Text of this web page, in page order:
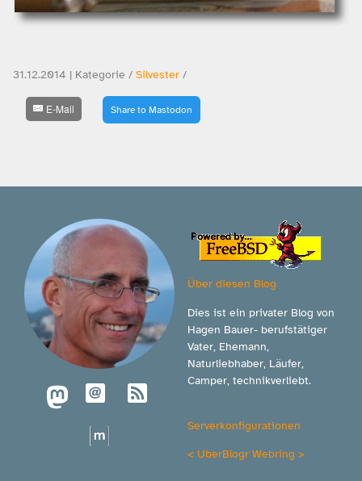
31.12.2014 | Kategorie / Silvester /
E-Mail Share to Mastodon
Über diesen Blog
Dies ist ein privater Blog von
Hagen Bauer- berufstätiger
Vater, Ehemann,
Naturliebhaber, Läufer,
Camper, technikverliebt.
Serverkonfigurationen
< UberBlogr Webring >